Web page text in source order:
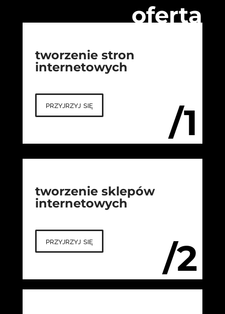
oferta
/1
tworzenie stron
internetowych
przyjrzyj się
/2
tworzenie sklepów
internetowych
przyjrzyj się